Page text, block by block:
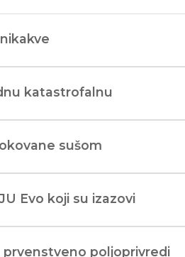
katastrofalnu
sušom
Evo koji su izazovi
poljoprivredi